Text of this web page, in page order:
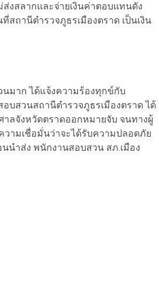
งสลากและจ่ายเงินค่าตอบแทนดัง
ถานีตำรวจภูธรเมืองตราด เป็นเงิน
นมาก ได้แจ้งความร้องทุกข์กับ
บสวนสถานีตำรวจภูธรเมืองตราด ได้
ลจังหวัดตราดออกหมายจับ จนทางผู้
วามเชื่อมั่นว่าจะได้รับความปลอดภัย
นำส่ง พนักงานสอบสวน สภ.เมือง